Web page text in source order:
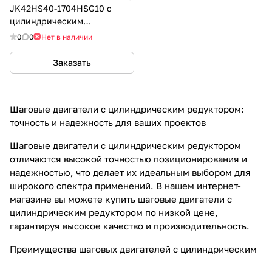
JK42HS40-1704HSG10 c
цилиндрическим
редуктором 1:10
0 0 Нет в наличии
Заказать
Шаговые двигатели с цилиндрическим редуктором:
точность и надежность для ваших проектов
Шаговые двигатели с цилиндрическим редуктором
отличаются высокой точностью позиционирования и
надежностью, что делает их идеальным выбором для
широкого спектра применений. В нашем интернет-
магазине вы можете купить шаговые двигатели с
цилиндрическим редуктором по низкой цене,
гарантируя высокое качество и производительность.
Преимущества шаговых двигателей с цилиндрическим